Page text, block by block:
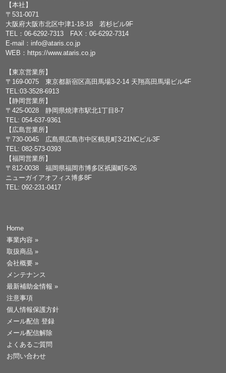
【本社】
〒531-0071
大阪府大阪市北区中津1-18-18 若杉ビル9F
TEL：06-6292-7313 FAX：06-6292-7314
E-mail： info@ataris.co.jp
WEB： https://www.ataris.co.jp
【東京営業所】
〒169-0075 東京都新宿区高田馬場3-2-14 天翔高田馬場ビル4F
TEL:03-3528-6913
【静岡営業所】
〒425-0028 静岡県焼津市駅北1丁目8-7
TEL: 054-637-9361
【広島営業所】
〒730-0045 広島県広島市中区鶴見町3-21NCビル3F
TEL: 082-573-0393
【福岡営業所】
〒812-0038 福岡県福岡市博多区祇園町6-26
ニューガイアオフィス博多8F
TEL: 092-231-0417
Home
事業内容 »
取扱商品 »
会社概要 »
メンテナンス
最新補助金情報 »
注意事項
個人情報保護方針
メール配信 登録
メール配信解除
よくあるご質問
お問い合わせ